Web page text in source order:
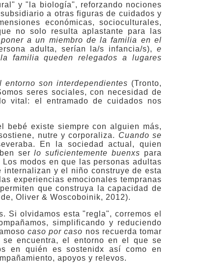
y "la biología", reforzando nociones
a otras figuras de cuidados y
económicas, socioculturales,
no solo resulta aplastante para las
a un miembro de la familia en el
adulta, serían la/s infancia/s),
e
familia queden relegados a lugares
son interdependientes (Tronto,
seres sociales, con necesidad de
vital: el entramado de cuidados nos
bebé existe siempre con alguien más,
nutre y corporaliza. Cuando se
En la sociedad actual, quien
serlo suficientemente buenxs para
modos en que las personas adultas
y el niño construye de esta
experiencias emocionales tempranas
que construya la capacidad de
Oliver & Woscoboinik, 2012).
Si olvidamos esta "regla", corremos el
simplificando y reduciendo
caso por caso nos recuerda tomar
encuentra, el entorno en el que se
en quién es sostenidx así como en
apoyos y relevos.